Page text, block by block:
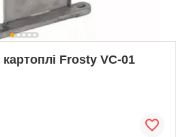
Frosty VC-01